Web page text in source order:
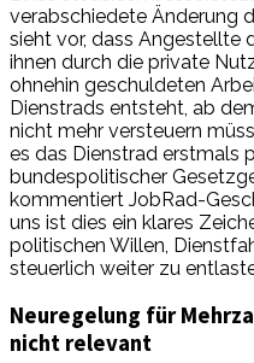
verabschiedete Änderung
sieht vor, dass Angestellte
ihnen durch die private
ohnehin geschuldeten
Dienstrads entsteht, ab
nicht mehr versteuern
es das Dienstrad erstmals
bundespolitischer
kommentiert JobRad-
uns ist dies ein klares
politischen Willen,
steuerlich weiter zu
Neuregelung für
nicht relevant